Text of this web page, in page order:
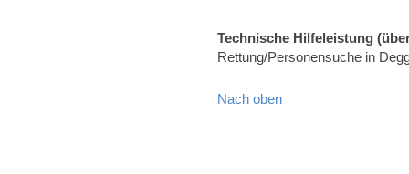
Technische Hilfeleistung
Rettung/Personensuche in
Nach oben